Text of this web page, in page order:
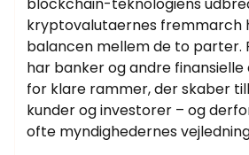
kryptovalutaernes fremmarch
balancen mellem de to parter.
har banker og andre
for klare rammer, der skaber
kunder og investorer – og
ofte myndighedernes